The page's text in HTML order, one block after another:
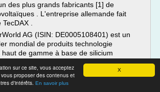
X
sur ce site, vous acceptez
proposer des contenus et
d'intérêts. En savoir plus
des plus grands fabricants [1] de
. L'entreprise allemande fait
.
AG (ISIN: DE0005108401) est un
mondial de produits technologie
de gamme à base de silicium
complète des niveaux de production
de ses atouts majeurs....